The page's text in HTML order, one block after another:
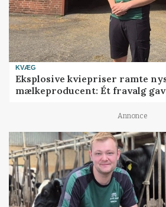
KVÆG
Eksplosive kviepriser ramte
mælkeproducent: Ét fravalg
Annonce